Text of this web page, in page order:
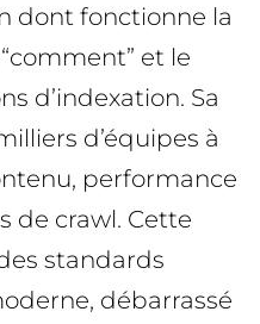
dont fonctionne la
et le
d’indexation. Sa
d’équipes à
performance
de crawl. Cette
standards
débarrassé